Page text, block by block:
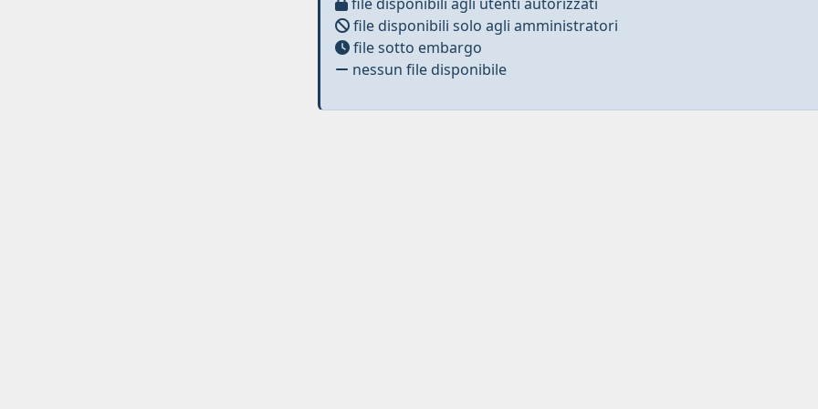
file disponibili solo agli amministratori
file sotto embargo
nessun file disponibile